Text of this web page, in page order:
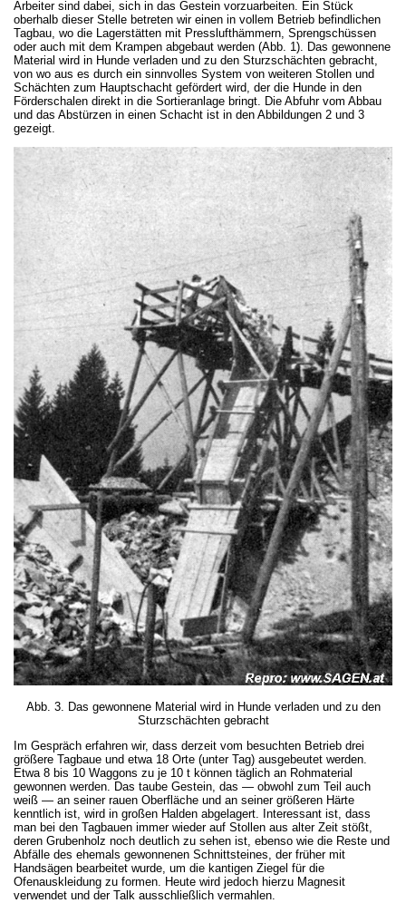
Arbeiter sind dabei, sich in das Gestein vorzuarbeiten. Ein Stück
oberhalb dieser Stelle betreten wir einen in vollem Betrieb befindlichen
Tagbau, wo die Lagerstätten mit Presslufthämmern, Sprengschüssen
oder auch mit dem Krampen abgebaut werden (Abb. 1). Das gewonnene
Material wird in Hunde verladen und zu den Sturzschächten gebracht,
von wo aus es durch ein sinnvolles System von weiteren Stollen und
Schächten zum Hauptschacht gefördert wird, der die Hunde in den
Förderschalen direkt in die Sortieranlage bringt. Die Abfuhr vom Abbau
und das Abstürzen in einen Schacht ist in den Abbildungen 2 und 3
gezeigt.
Abb. 3. Das gewonnene Material wird in Hunde verladen und zu den
Sturzschächten gebracht
Im Gespräch erfahren wir, dass derzeit vom besuchten Betrieb drei
größere Tagbaue und etwa 18 Orte (unter Tag) ausgebeutet werden.
Etwa 8 bis 10 Waggons zu je 10 t können täglich an Rohmaterial
gewonnen werden. Das taube Gestein, das — obwohl zum Teil auch
weiß — an seiner rauen Oberfläche und an seiner größeren Härte
kenntlich ist, wird in großen Halden abgelagert. Interessant ist, dass
man bei den Tagbauen immer wieder auf Stollen aus alter Zeit stößt,
deren Grubenholz noch deutlich zu sehen ist, ebenso wie die Reste und
Abfälle des ehemals gewonnenen Schnittsteines, der früher mit
Handsägen bearbeitet wurde, um die kantigen Ziegel für die
Ofenauskleidung zu formen. Heute wird jedoch hierzu Magnesit
verwendet und der Talk ausschließlich vermahlen.